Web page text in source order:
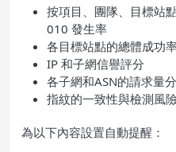
按項目、團隊、目標站
010 發生率
各目標站點的總體成功
IP 和子網信譽評分
各子網和ASN的請求量
指紋的一致性與檢測風險
為以下內容設置自動提醒：